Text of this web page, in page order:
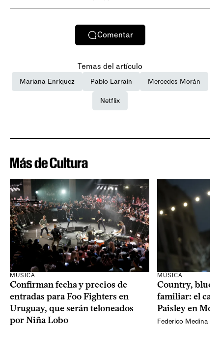
Comentar
Temas del artículo
Mariana Enríquez Pablo Larraín Mercedes Morán
Netflix
Más de Cultura
MÚSICA
Confirman fecha y precios de
entradas para Foo Fighters en
Uruguay, que serán teloneados
por Niña Lobo
MÚSICA
Country,
familiar: el
Paisley en
Federico Medina